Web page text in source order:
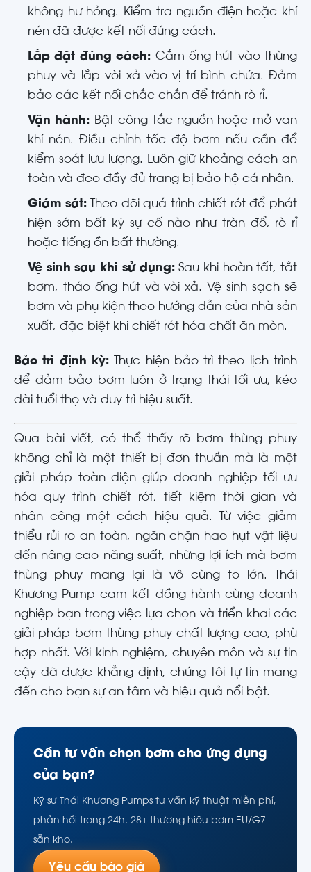
không hư hỏng. Kiểm tra nguồn điện hoặc khí
nén đã được kết nối đúng cách.
Lắp đặt đúng cách: Cắm ống hút vào thùng
phuy và lắp vòi xả vào vị trí bình chứa. Đảm
bảo các kết nối chắc chắn để tránh rò rỉ.
Vận hành: Bật công tắc nguồn hoặc mở van
khí nén. Điều chỉnh tốc độ bơm nếu cần để
kiểm soát lưu lượng. Luôn giữ khoảng cách an
toàn và đeo đầy đủ trang bị bảo hộ cá nhân.
Giám sát:Theo dõi quá trình chiết rót để phát
hiện sớm bất kỳ sự cố nào như tràn đổ, rò rỉ
hoặc tiếng ồn bất thường.
Vệ sinh sau khi sử dụng:Sau khi hoàn tất, tắt
bơm, tháo ống hút và vòi xả. Vệ sinh sạch sẽ
bơm và phụ kiện theo hướng dẫn của nhà sản
xuất, đặc biệt khi chiết rót hóa chất ăn mòn.
Bảo trì định kỳ:Thực hiện bảo trì theo lịch trình
để đảm bảo bơm luôn ở trạng thái tối ưu, kéo
dài tuổi thọ và duy trì hiệu suất.
Qua bài viết, có thể thấy rõ bơm thùng phuy
không chỉ là một thiết bị đơn thuần mà là một
giải pháp toàn diện giúp doanh nghiệp tối ưu
hóa quy trình chiết rót, tiết kiệm thời gian và
nhân công một cách hiệu quả. Từ việc giảm
thiểu rủi ro an toàn, ngăn chặn hao hụt vật liệu
đến nâng cao năng suất, những lợi ích mà bơm
thùng phuy mang lại là vô cùng to lớn. Thái
Khương Pump cam kết đồng hành cùng doanh
nghiệp bạn trong việc lựa chọn và triển khai các
giải pháp bơm thùng phuy chất lượng cao, phù
hợp nhất. Với kinh nghiệm, chuyên môn và sự tin
cậy đã được khẳng định, chúng tôi tự tin mang
đến cho bạn sự an tâm và hiệu quả nổi bật.
Cần tư vấn chọn bơm cho ứng dụng
của bạn?
Kỹ sư Thái Khương Pumps tư vấn kỹ thuật miễn phí,
phản hồi trong 24h. 28+ thương hiệu bơm EU/G7
sẵn kho.
Yêu cầu báo giá